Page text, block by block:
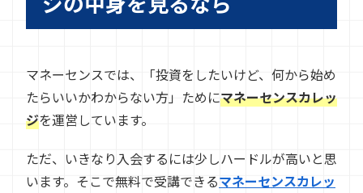
マネーセンスでは、「投資をしたいけど、何から始め
たらいいかわからない方」ためにマネーセンスカレッ
ジを運営しています。
ただ、いきなり入会するには少しハードルが高いと思
います。そこで無料で受講できるマネーセンスカレッ